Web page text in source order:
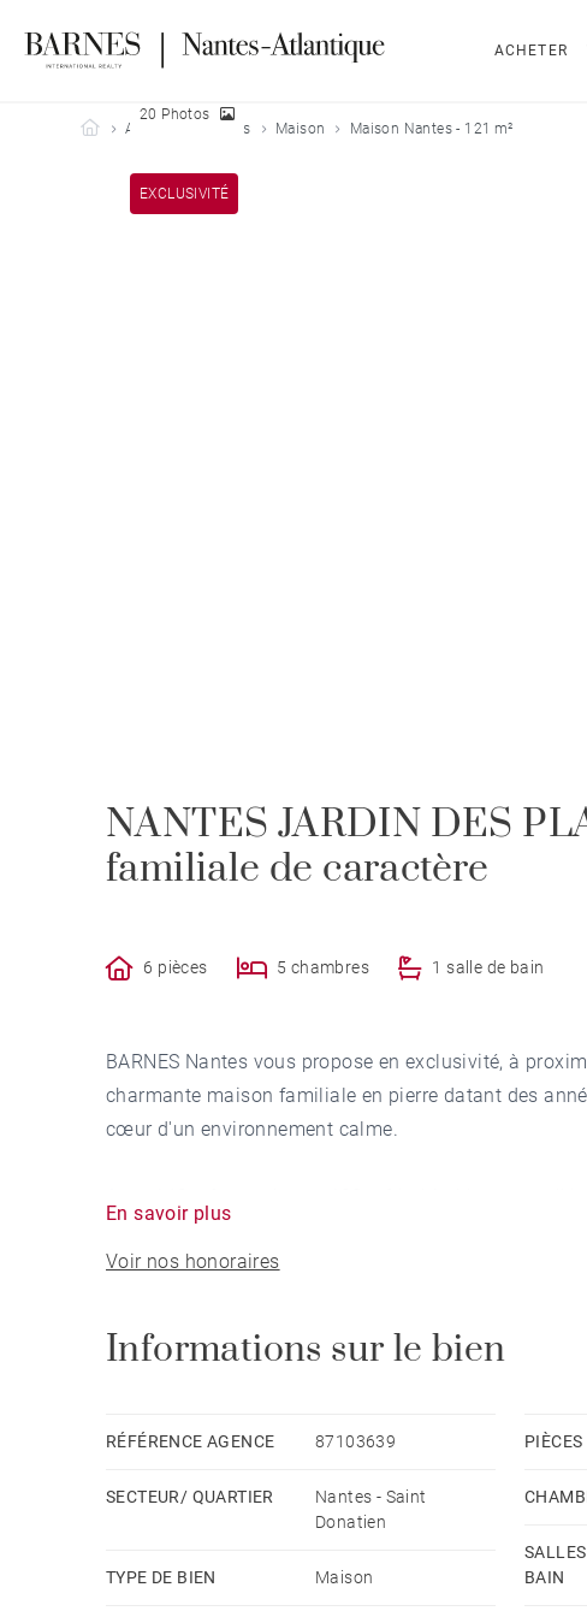
ACHETER
Barnes Nantes-Atlantique
Acheter Nantes Maison Maison Nantes - 121 m²
EXCLUSIVITÉ
20 Photos
NANTES JARDIN DES
familiale de caractère
6 pièces 5 chambres 1 salle de bain
BARNES Nantes vous propose en exclusivité, à
charmante maison familiale en pierre datant des
cœur d'un environnement calme.
sa luminosité traversante et l'atmosphère chaleureuse
parfaitement intégrée à l'esprit de la maison. Les
lumière naturelle tout au long de la journée et
suivant les tendances actuelles.
Le dernier niveau offre un beau potentiel
En savoir plus
Voir nos honoraires
Informations sur le bien
RÉFÉRENCE AGENCE 87103639
SECTEUR/ QUARTIER
Nantes - Saint
Donatien
TYPE DE BIEN Maison
PIÈCES
BAIN